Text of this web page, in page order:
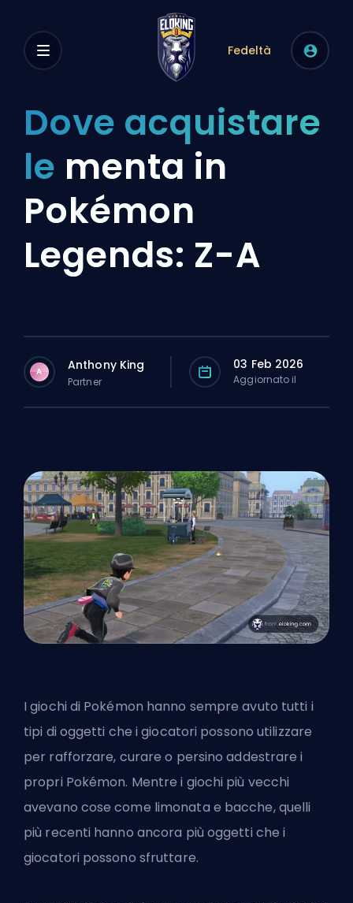
Fedeltà
Dove acquistare
le menta in
Pokémon
Legends: Z-A
A Anthony King
Partner
03 Feb 2026
Aggiornato il
I giochi di Pokémon hanno sempre avuto tutti i
tipi di oggetti che i giocatori possono utilizzare
per rafforzare, curare o persino addestrare i
propri Pokémon. Mentre i giochi più vecchi
avevano cose come limonata e bacche, quelli
più recenti hanno ancora più oggetti che i
giocatori possono sfruttare.